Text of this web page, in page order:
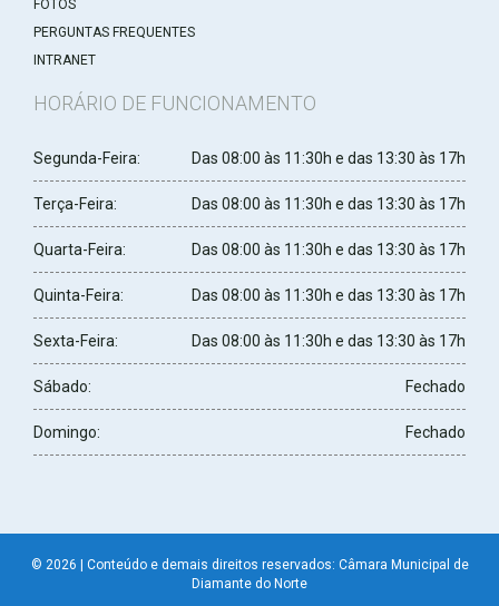
FOTOS
PERGUNTAS FREQUENTES
INTRANET
HORÁRIO DE FUNCIONAMENTO
Segunda-Feira: Das 08:00 às 11:30h e das 13:30 às 17h
Terça-Feira: Das 08:00 às 11:30h e das 13:30 às 17h
Quarta-Feira: Das 08:00 às 11:30h e das 13:30 às 17h
Quinta-Feira: Das 08:00 às 11:30h e das 13:30 às 17h
Sexta-Feira: Das 08:00 às 11:30h e das 13:30 às 17h
Sábado: Fechado
Domingo: Fechado
© 2026 | Conteúdo e demais direitos reservados: Câmara Municipal de
Diamante do Norte